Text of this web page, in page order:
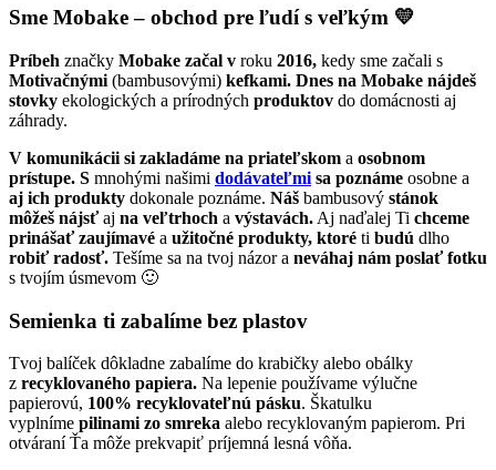
Sme Mobake – obchod pre ľudí s veľkým 💛
Príbeh značky Mobake začal v roku 2016, kedy sme začali s
Motivačnými (bambusovými) kefkami. Dnes na Mobake nájdeš
stovky ekologických a prírodných produktov do domácnosti aj
záhrady.
V komunikácii si zakladáme na priateľskom a osobnom
prístupe. S mnohými našimi dodávateľmi sa poznáme osobne a
aj ich produkty dokonale poznáme. Náš bambusový stánok
môžeš nájsťaj na veľtrhoch a výstavách. Aj naďalej Ti chceme
prinášaťzaujímavé a užitočné produkty, ktoré ti budú dlho
robiť radosť. Tešíme sa na tvoj názor a neváhaj nám poslať fotku
s tvojím úsmevom 🙂
Semienka ti zabalíme bez plastov
Tvoj balíček dôkladne zabalíme do krabičky alebo obálky
z recyklovaného papiera. Na lepenie používame výlučne
papierovú, 100% recyklovateľnú pásku. Škatulku
vyplníme pilinami zo smreka alebo recyklovaným papierom. Pri
otváraní Ťa môže prekvapiť príjemná lesná vôňa.